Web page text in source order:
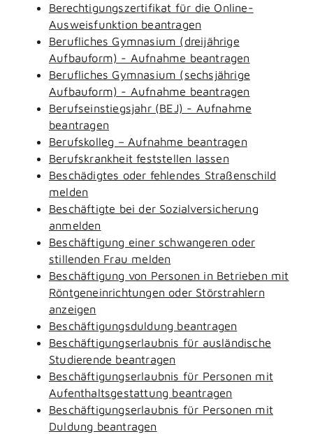
Berechtigungszertifikat für die Online-
Ausweisfunktion beantragen
Berufliches Gymnasium (dreijährige
Aufbauform) - Aufnahme beantragen
Berufliches Gymnasium (sechsjährige
Aufbauform) - Aufnahme beantragen
Berufseinstiegsjahr (BEJ) - Aufnahme
beantragen
Berufskolleg – Aufnahme beantragen
Berufskrankheit feststellen lassen
Beschädigtes oder fehlendes Straßenschild
melden
Beschäftigte bei der Sozialversicherung
anmelden
Beschäftigung einer schwangeren oder
stillenden Frau melden
Beschäftigung von Personen in Betrieben mit
Röntgeneinrichtungen oder Störstrahlern
anzeigen
Beschäftigungsduldung beantragen
Beschäftigungserlaubnis für ausländische
Studierende beantragen
Beschäftigungserlaubnis für Personen mit
Aufenthaltsgestattung beantragen
Beschäftigungserlaubnis für Personen mit
Duldung beantragen